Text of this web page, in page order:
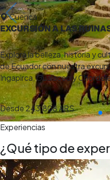
5,0(5)
8 h
Cuenca
EXCURSIÓN A LAS
Explorá la belleza, historia y
de Ecuador con nuestra
Ingapirca, Gualaceo y
Desde243.808 ARS
Experiencias
¿Qué tipo de